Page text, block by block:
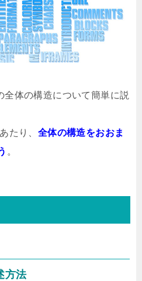
体の構造について簡単に説
たり、 全体の構造をおおま
。
方法